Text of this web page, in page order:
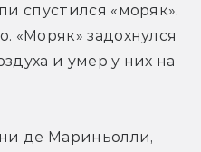
спустился «моряк».
«Моряк» задохнулся
и умер у них на
де Мариньолли,